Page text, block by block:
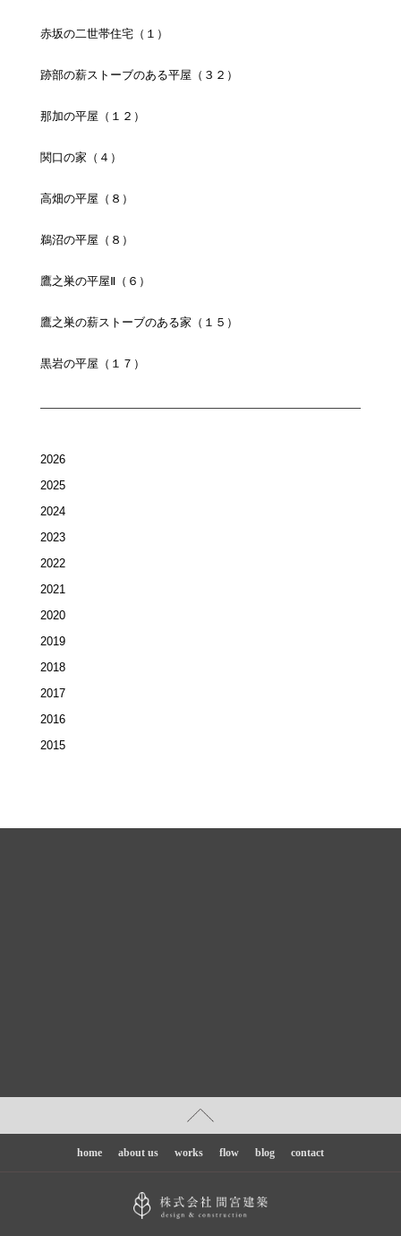
赤坂の二世帯住宅（１）
跡部の薪ストーブのある平屋（３２）
那加の平屋（１２）
関口の家（４）
高畑の平屋（８）
鵜沼の平屋（８）
鷹之巣の平屋Ⅱ（６）
鷹之巣の薪ストーブのある家（１５）
黒岩の平屋（１７）
2026
2025
2024
2023
2022
2021
2020
2019
2018
2017
2016
2015
home about us works flow blog contact